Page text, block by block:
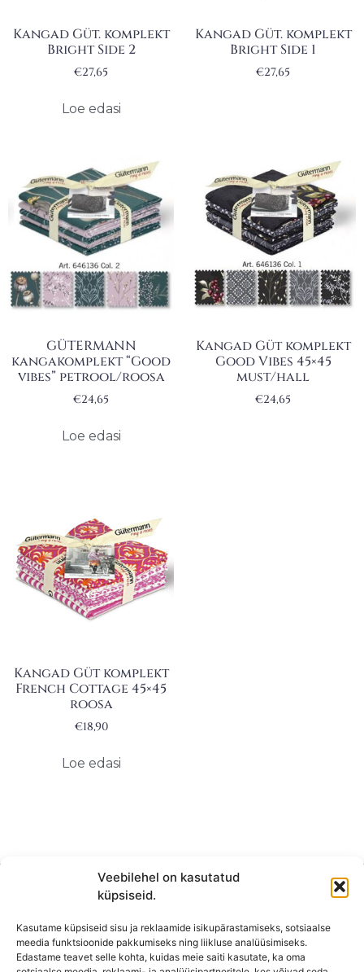
Veebilehel on kasutatud
küpsiseid.
Kasutame küpsiseid sisu ja reklaamide isikupärastamiseks, sotsiaalse
meedia funktsioonide pakkumiseks ning liikluse analüüsimiseks.
Edastame teavet selle kohta, kuidas meie saiti kasutate, ka oma
Kangad Güt. komplekt
Bright Side 2
€27,65
Loe edasi
Kangad Güt. komplekt
Bright Side 1
€27,65
GÜTERMANN
kangakomplekt “Good
vibes” petrool/roosa
€24,65
Loe edasi
Kangad Güt komplekt
Good Vibes 45×45
must/hall
€24,65
Kangad Güt komplekt
French Cottage 45×45
roosa
€18,90
Loe edasi